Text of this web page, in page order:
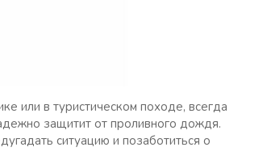
или в туристическом походе, всегда
защитит от проливного дождя.
ситуацию и позаботиться о